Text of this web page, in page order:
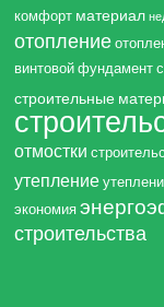
комфорт материал
отопление
винтовой фундамент
строительные
отмостки
утепление
экономия
строительства